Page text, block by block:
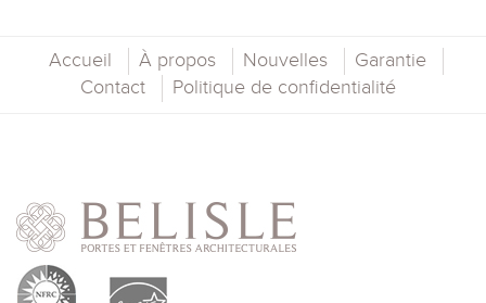
Accueil À propos Nouvelles
Garantie
Contact
Politique de confidentialité